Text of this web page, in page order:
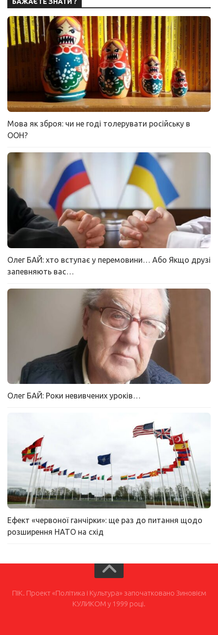
Мова як зброя: чи не годі толерувати російську в
ООН?
Олег БАЙ: хто вступає у перемовини… Або Якщо друзі
запевняють вас…
Олег БАЙ: Роки невивчених уроків…
Ефект «червоної ганчірки»: ще раз до питання щодо
розширення НАТО на схід
ПІК. Проект «Політика і Культура» започатковано Зиновієм
КУЛИКОМ у 1999 році.